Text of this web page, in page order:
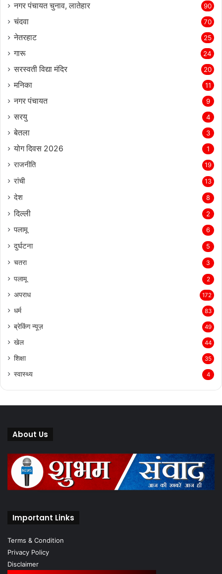
नगर पंचायत चुनाव, लातेहार 90
चंदवा 70
नेतरहाट 25
गारू 24
सरस्‍वती विद्या मंदिर 20
मनिका 11
नगर पंचायत 9
सरयु 4
बेतला 3
योग दिवस 2026 1
राजनीति 19
रांची 13
देश 8
दिल्‍ली 2
पलामू 6
दुर्घटना 5
चतरा 3
पलामू 2
अपराध 172
धर्म 83
ब्रेकिंग न्यूज़ 49
खेल 44
शिक्षा 35
स्वास्थ्य 4
About Us
Important Links
Terms & Condition
Privacy Policy
Disclaimer